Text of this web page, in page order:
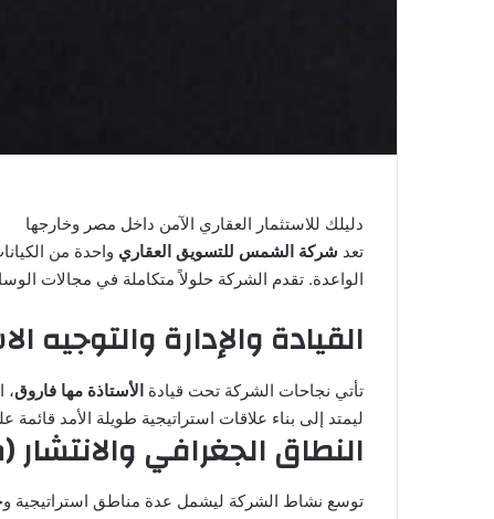
دليلك للاستثمار العقاري الآمن داخل مصر وخارجها
تعد شركة الشمس للتسويق العقاري واحدة من
الواعدة. تقدم الشركة حلولاً متكاملة في مجالات
القيادة والإدارة والتوجيه
تأتي نجاحات الشركة تحت قيادة الأستاذة مها فاروق،
ليمتد إلى بناء علاقات استراتيجية طويلة الأمد قائمة
النطاق الجغرافي
توسع نشاط الشركة ليشمل عدة مناطق استراتيجية